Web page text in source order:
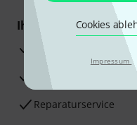
Cookies
Impressum
Ihre Vorteile
3 Jahre Thomann
30 Tage Money-Back-
Reparaturservice